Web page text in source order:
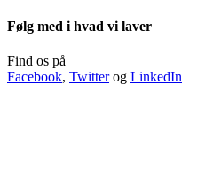
Følg med i hvad vi laver
Find os på
Facebook, Twitterog LinkedIn